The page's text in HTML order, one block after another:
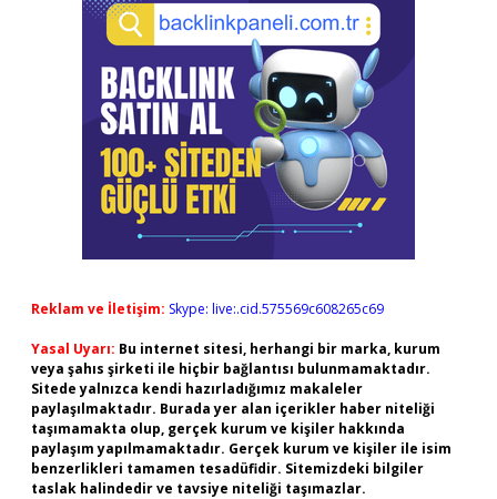
Reklam ve İletişim: Skype: live:.cid.575569c608265c69
Yasal Uyarı: Bu internet sitesi, herhangi bir marka, kurum
veya şahıs şirketi ile hiçbir bağlantısı bulunmamaktadır.
Sitede yalnızca kendi hazırladığımız makaleler
paylaşılmaktadır. Burada yer alan içerikler haber niteliği
taşımamakta olup, gerçek kurum ve kişiler hakkında
paylaşım yapılmamaktadır. Gerçek kurum ve kişiler ile isim
benzerlikleri tamamen tesadüfidir. Sitemizdeki bilgiler
taslak halindedir ve tavsiye niteliği taşımazlar.